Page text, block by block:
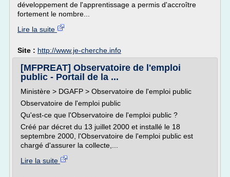
développement de l'apprentissage a permis d'accroître
fortement le nombre...
Lire la suite
Site : http://www.je-cherche.info
[MFPREAT] Observatoire de l'emploi
public - Portail de la ...
Ministère > DGAFP > Observatoire de l'emploi public
Observatoire de l'emploi public
Qu'est-ce que l'Observatoire de l'emploi public ?
Créé par décret du 13 juillet 2000 et installé le 18
septembre 2000, l'Observatoire de l'emploi public est
chargé d'assurer la collecte,...
Lire la suite